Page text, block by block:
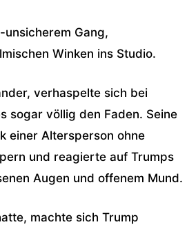
Gang,
Winken ins Studio.
verhaspelte sich bei
sogar völlig den Faden. Seine
einer Altersperson ohne
und reagierte auf Trumps
Augen und offenem Mund.
machte sich Trump